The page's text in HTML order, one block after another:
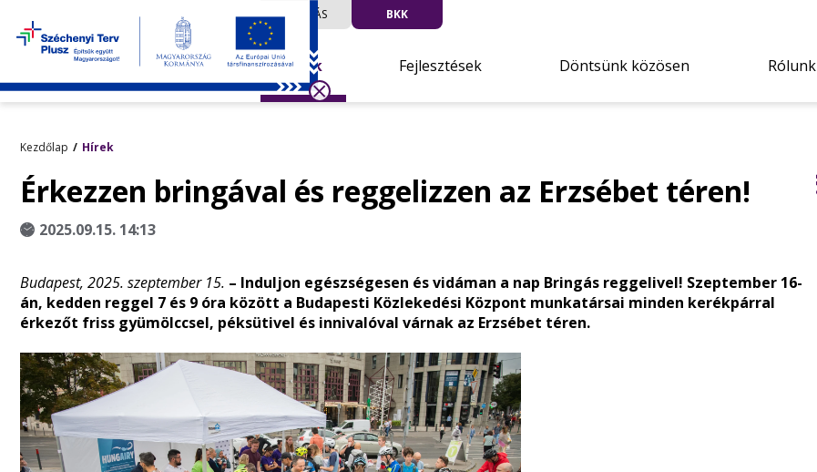
UTAZÁS BKK
Hírek Fejlesztések Döntsünk közösen Rólunk
Kezdőlap Hírek
Érkezzen bringával és reggelizzen az Erzsébet téren!
2025.09.15. 14:13
Budapest, 2025. szeptember 15. – Induljon egészségesen és vidáman a nap Bringás reggelivel! Szeptember 16-
án, kedden reggel 7 és 9 óra között a Budapesti Közlekedési Központ munkatársai minden kerékpárral
érkezőt friss gyümölccsel, péksütivel és innivalóval várnak az Erzsébet téren.